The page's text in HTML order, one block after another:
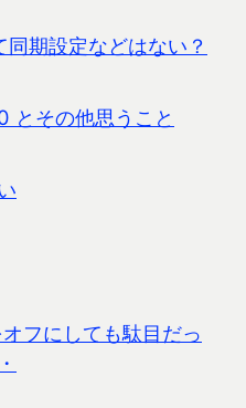
期設定などはない？
とその他思うこと
フにしても駄目だっ